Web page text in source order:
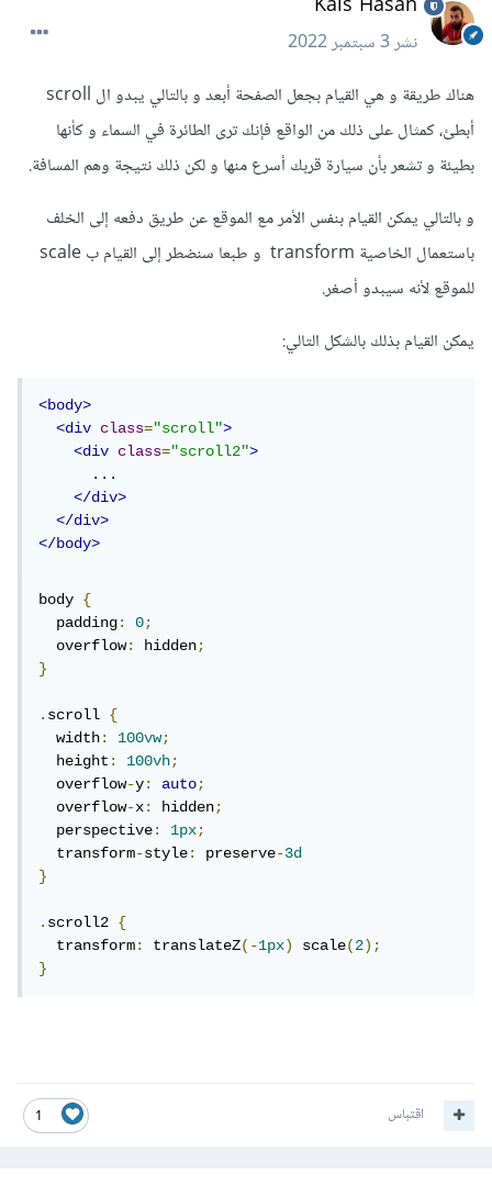
نشر3 سبتمبر 2022
هناك طريقة و هي القيام بجعل الصفحة أبعد و بالتالي يبدو ال scroll
أبطئ، كمثال على ذلك من الواقع فإنك ترى الطائرة في السماء و كأنها
بطيئة و تشعر بأن سيارة قربك أسرع منها و لكن ذلك نتيجة وهم المسافة.
و بالتالي يمكن القيام بنفس الأمر مع الموقع عن طريق دفعه إلى الخلف
باستعمال الخاصية transform و طبعا سنضطر إلى القيام ب scale
للموقع ﻷنه سيبدو أصغر.
يمكن القيام بذلك بالشكل التالي:
<body>
<div
class="scroll">
<div
class="scroll2">
      ...
</div>
</div>
</body>
body {
  padding
: 0;
  overflow
: hidden;
}
.scroll {
  width
: 100vw;
  height
: 100vh;
  overflow
-y: auto;
  overflow
-x: hidden;
  perspective
: 1px;
  transform
-style: preserve-3d
}
.scroll2 {
  transform
: translateZ(-1px) scale(2);
}
1 اقتباس